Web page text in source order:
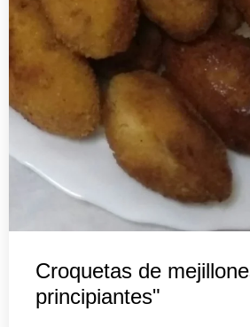
Croquetas de
principiantes"